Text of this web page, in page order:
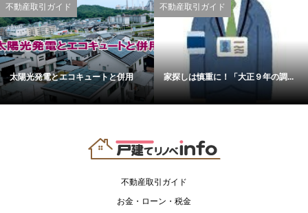
不動産取引ガイド
太陽光発電とエコキュートと併用
不動産取引ガイド
家探しは慎重に！「大正９年の調...
不動産取引ガイド
お金・ローン・税金